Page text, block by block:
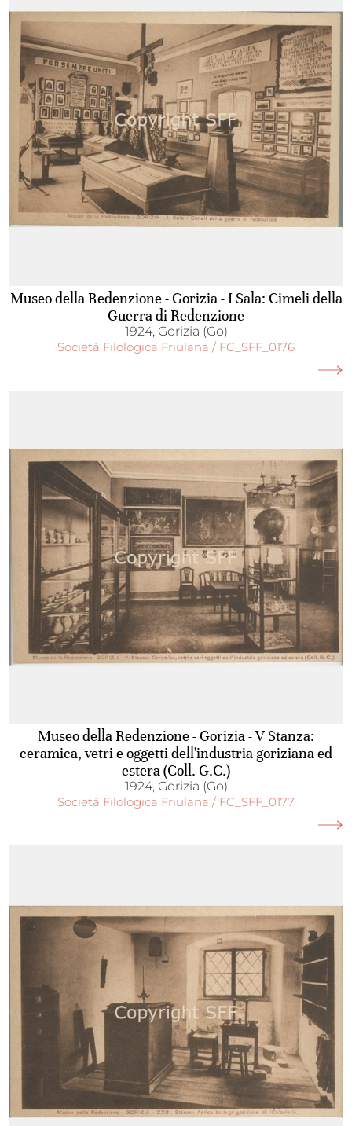
Museo della Redenzione - Gorizia - I Sala: Cimeli della
Guerra di Redenzione
1924, Gorizia (Go)
Società Filologica Friulana / FC_SFF_0176
Museo della Redenzione - Gorizia - V Stanza:
ceramica, vetri e oggetti dell'industria goriziana ed
estera (Coll. G.C.)
1924, Gorizia (Go)
Società Filologica Friulana / FC_SFF_0177